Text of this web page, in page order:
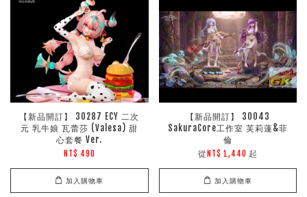
【新品開訂】 30287 ECY 二次
元 乳牛娘 瓦蕾莎 (Valesa) 甜
心套餐 Ver.
NT$ 490
加入購物車
【新品開訂】 30043
SakuraCore工作室 芙莉蓮&菲
倫
從 NT$ 1,440 起
加入購物車